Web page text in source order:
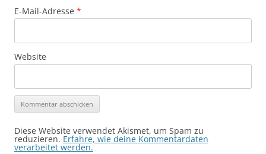
E-Mail-Adresse *
Website
Diese Website verwendet Akismet, um Spam zu
reduzieren. Erfahre, wie deine Kommentardaten
verarbeitet werden.